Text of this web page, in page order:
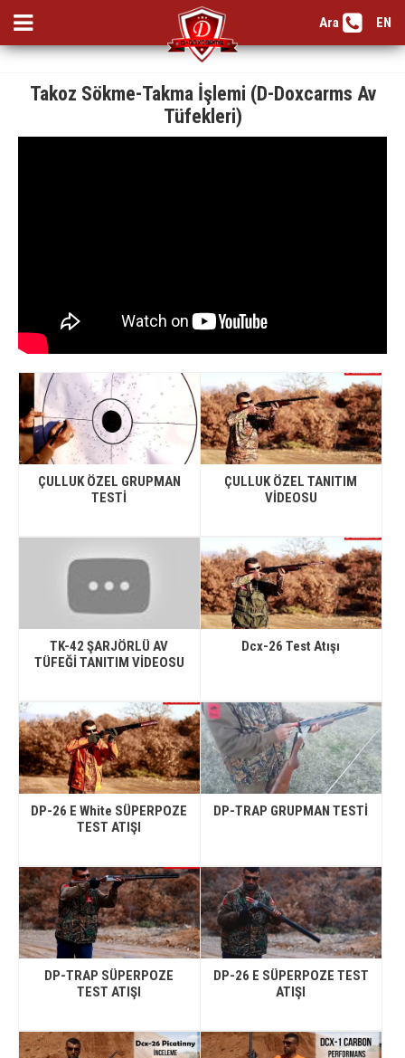
Ara EN
Takoz Sökme-Takma İşlemi (D-Doxcarms Av
Tüfekleri)
ÇULLUK ÖZEL GRUPMAN
TESTİ
ÇULLUK ÖZEL TANITIM
VİDEOSU
TK-42 ŞARJÖRLÜ AV
TÜFEĞİ TANITIM VİDEOSU
Dcx-26 Test Atışı
DP-26 E White SÜPERPOZE
TEST ATIŞI
DP-TRAP GRUPMAN TESTİ
DP-TRAP SÜPERPOZE
TEST ATIŞI
DP-26 E SÜPERPOZE TEST
ATIŞI